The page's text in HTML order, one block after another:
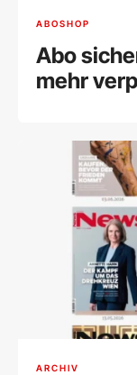
ABOSHOP
Abo
mehr
ARCHIV